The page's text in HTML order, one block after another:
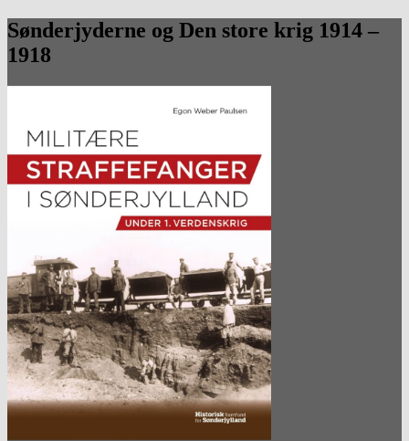
Sønderjyderne og Den store krig 1914 –
1918